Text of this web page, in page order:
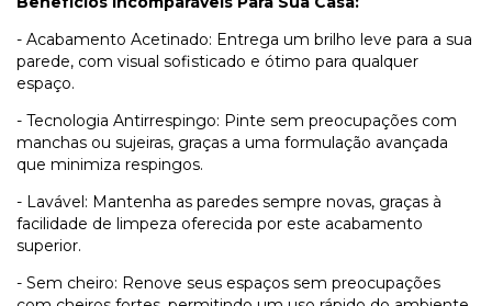
- Acabamento Acetinado: Entrega um brilho leve para a sua
parede, com visual sofisticado e ótimo para qualquer
espaço.
- Tecnologia Antirrespingo: Pinte sem preocupações com
manchas ou sujeiras, graças a uma formulação avançada
que minimiza respingos.
- Lavável: Mantenha as paredes sempre novas, graças à
facilidade de limpeza oferecida por este acabamento
superior.
- Sem cheiro: Renove seus espaços sem preocupações